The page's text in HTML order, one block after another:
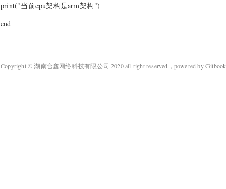
print("当前cpu架构是arm架构")
end
Copyright © 湖南合鑫网络科技有限公司 2020 all right reserved，powered by Gitbook